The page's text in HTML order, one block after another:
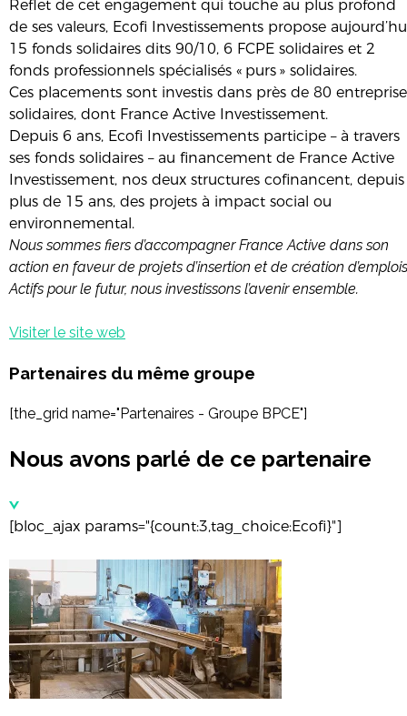
Reflet de cet engagement qui touche au plus profond
de ses valeurs, Ecofi Investissements propose
15 fonds solidaires dits 90/10, 6 FCPE solidaires et 2
fonds professionnels spécialisés « purs » solidaires.
Ces placements sont investis dans près de 80
solidaires, dont France Active Investissement.
Depuis 6 ans, Ecofi Investissements participe – à travers
ses fonds solidaires – au financement de France Active
Investissement, nos deux structures cofinancent, depuis
plus de 15 ans, des projets à impact social ou
environnemental.
Nous sommes fiers d’accompagner France Active dans son
action en faveur de projets d’insertion et de création
Actifs pour le futur, nous investissons l’avenir ensemble.
Visiter le site web
Partenaires du même groupe
[the_grid name="Partenaires - Groupe BPCE"]
Nous avons parlé de ce partenaire
[bloc_ajax params="{count:3,tag_choice:Ecofi}"]